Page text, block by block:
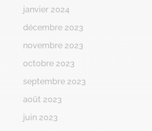
janvier 2024
décembre 2023
novembre 2023
octobre 2023
septembre 2023
août 2023
juin 2023